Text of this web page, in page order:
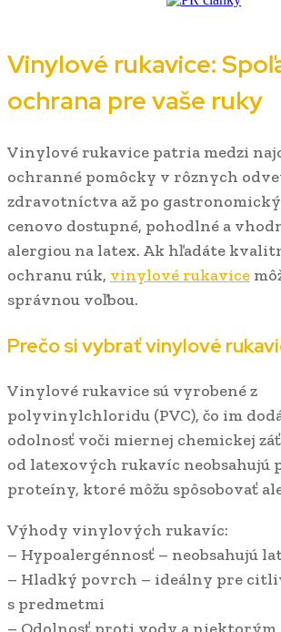
Vinylové rukavice:
ochrana pre vaše ruky
Vinylové rukavice patria medzi
ochranné pomôcky v rôznych
zdravotníctva až po
cenovo dostupné, pohodlné a
alergiou na latex. Ak hľadáte
ochranu rúk, vinylové rukavice
správnou voľbou.
Prečo si vybrať vinylové
Vinylové rukavice sú vyrobené z
polyvinylchloridu (PVC), čo im
odolnosť voči miernej chemickej
od latexových rukavíc neobsahujú
proteíny, ktoré môžu spôsobovať
Výhody vinylových rukavíc:
– Hypoalergénnosť – neobsahujú
– Hladký povrch – ideálny pre
s predmetmi